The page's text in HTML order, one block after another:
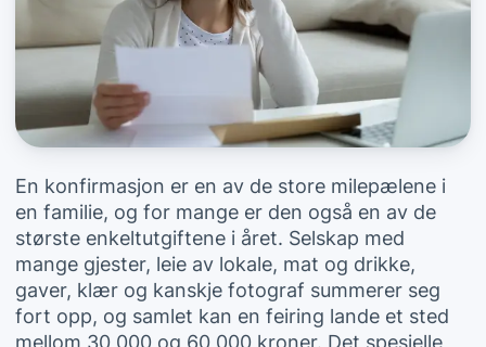
En konfirmasjon er en av de store milepælene i
en familie, og for mange er den også en av de
største enkeltutgiftene i året. Selskap med
mange gjester, leie av lokale, mat og drikke,
gaver, klær og kanskje fotograf summerer seg
fort opp, og samlet kan en feiring lande et sted
mellom 30 000 og 60 000 kroner. Det spesielle